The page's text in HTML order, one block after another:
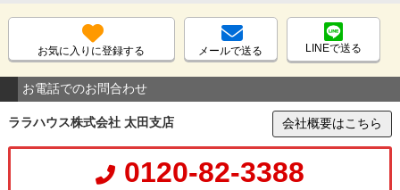
お気に入りに登録する メールで送る LINEで送る
お電話でのお問合わせ
ララハウス株式会社 太田支店 会社概要はこちら
0120-82-3388